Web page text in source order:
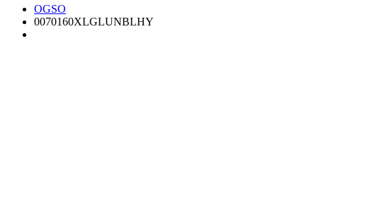
OGSO
0070160XLGLUNBLHY